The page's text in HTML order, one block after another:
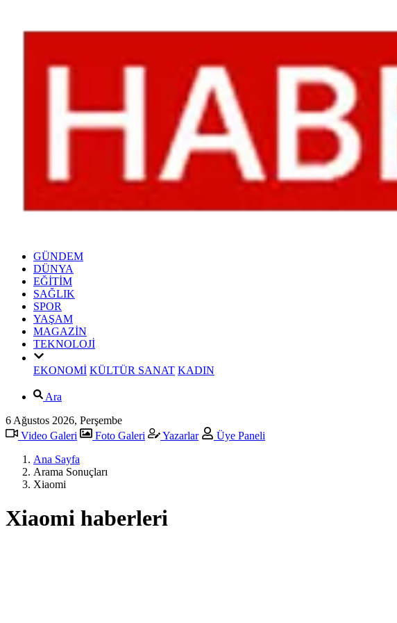
GÜNDEM
DÜNYA
EĞİTİM
SAĞLIK
SPOR
YAŞAM
MAGAZİN
TEKNOLOJİ
EKONOMİ KÜLTÜR SANAT KADIN
Ara
6 Ağustos 2026, Perşembe
Video Galeri
Foto Galeri Yazarlar
Üye Paneli
Ana Sayfa
Arama Sonuçları
Xiaomi
Xiaomi haberleri